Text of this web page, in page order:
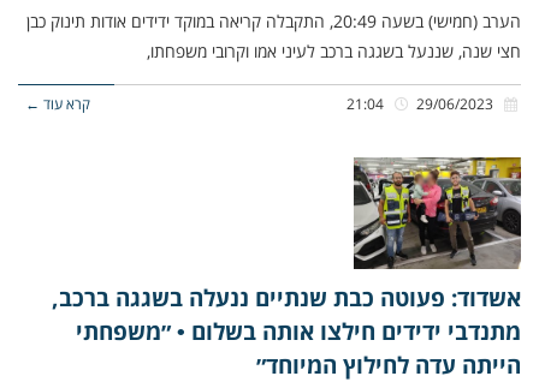
הערב (חמישי) בשעה 20:49, התקבלה קריאה במוקד ידידים אודות תינוק כבן
חצי שנה, שננעל בשגגה ברכב לעיני אמו וקרובי משפחתו,
קרא עוד ←
אשדוד: פעוטה כבת שנתיים ננעלה בשגגה ברכב,
מתנדבי ידידים חילצו אותה בשלום • ״משפחתי
הייתה עדה לחילוץ המיוחד״